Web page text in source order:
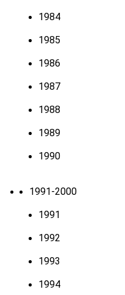
1984
1985
1986
1987
1988
1989
1990
1991-2000
1991
1992
1993
1994